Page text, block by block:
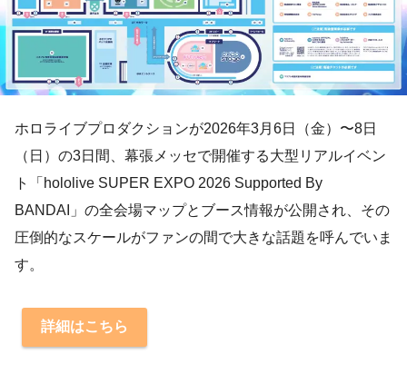
ホロライブプロダクションが2026年3月6日（金）〜8日
（日）の3日間、幕張メッセで開催する大型リアルイベン
ト「hololive SUPER EXPO 2026 Supported By
BANDAI」の全会場マップとブース情報が公開され、その
圧倒的なスケールがファンの間で大きな話題を呼んでいま
す。
詳細はこちら